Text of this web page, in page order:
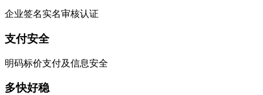
企业签名实名审核认证
支付安全
明码标价支付及信息安全
多快好稳